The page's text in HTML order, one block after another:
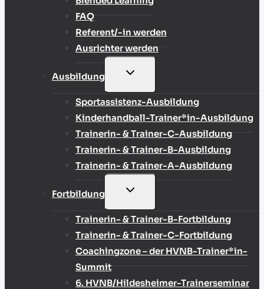
FAQ
Referent/-in werden
Ausrichter werden
Ausbildung
UNTERMENÜ
Sportassistenz-Ausbildung
Kinderhandball-Trainer*in-Ausbildung
Trainerin- & Trainer-C-Ausbildung
Trainerin- & Trainer-B-Ausbildung
Trainerin- & Trainer-A-Ausbildung
Fortbildung
UNTERMENÜ
Trainerin- & Trainer-B-Fortbildung
Trainerin- & Trainer-C-Fortbildung
Coachingzone – der HVNB-Trainer*in-
Summit
6. HVNB/Hildesheimer-Trainerseminar